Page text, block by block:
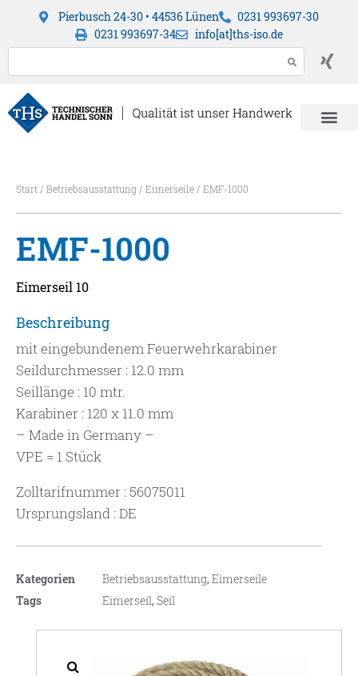
Pierbusch 24-30 • 44536 Lünen
0231 993697-30
0231 993697-34
info[at]ths-iso.de
Start/ Betriebsausstattung/ Eimerseile/ EMF-1000
EMF-1000
Eimerseil 10
Beschreibung
mit eingebundenem Feuerwehrkarabiner
Seildurchmesser : 12.0 mm
Seillänge : 10 mtr.
Karabiner : 120 x 11.0 mm
– Made in Germany –
VPE = 1 Stück
Zolltarifnummer : 56075011
Ursprungsland : DE
Kategorien Betriebsausstattung,Eimerseile
Tags
Eimerseil,Seil